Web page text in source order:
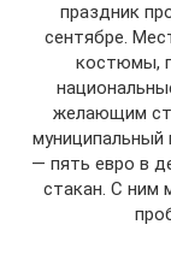
праздник
сентябре.
костюмы,
желающим
муниципальный
— пять евро в
стакан. С ним